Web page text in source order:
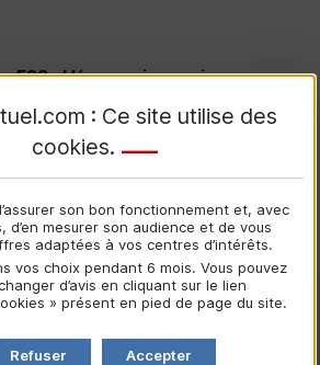
ESS - L’économie en mieux », une
par le Crédit Mutuel
commune portée parESSFrance, la
de l'Économie Sociale et Solidaire,
Lire la suite
: Ce site utilise des
cookies.
son bon fonctionnement et, avec
d’en mesurer son audience et de vous
adaptées à vos centres d’intérêts.
vos choix pendant 6 mois. Vous pouvez
d’avis en cliquant sur le lien
» présent en pied de page du site.
Accepter
Refuser